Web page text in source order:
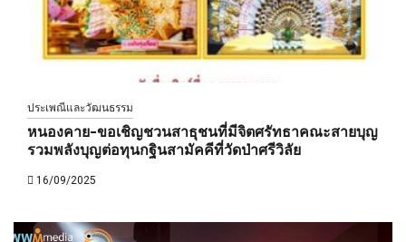
ประเพณีและวัฒนธรรม
หนองคาย-ขอเชิญชวนสาธุชนที่มีจิตศรัทธาคณะสายบุญ
รวมพลังบุญต่อทุนกฐินสามัคคีที่วัดป่าศรีวิลัย
16/09/2025